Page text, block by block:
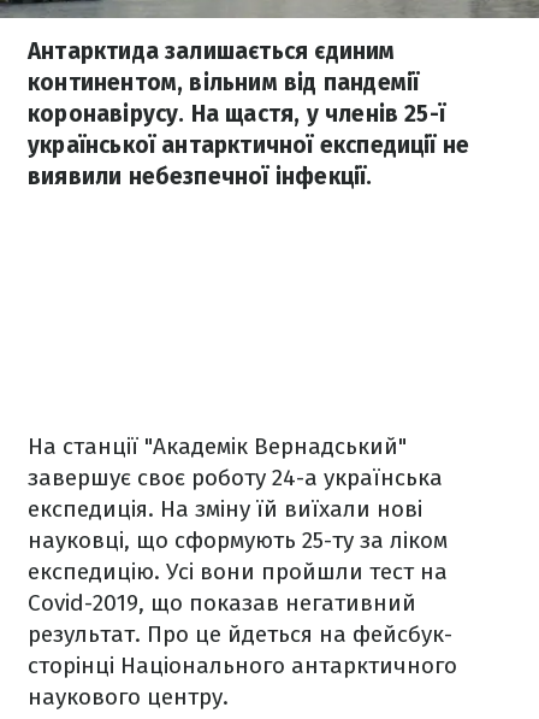
Антарктида залишається єдиним
континентом, вільним від пандемії
коронавірусу. На щастя, у членів 25-ї
української антарктичної експедиції не
виявили небезпечної інфекції.
На станції "Академік Вернадський"
завершує своє роботу 24-а українська
експедиція. На зміну їй виїхали нові
науковці, що сформують 25-ту за ліком
експедицію. Усі вони пройшли тест на
Covid-2019, що показав негативний
результат. Про це йдеться на фейсбук-
сторінці Національного антарктичного
наукового центру.